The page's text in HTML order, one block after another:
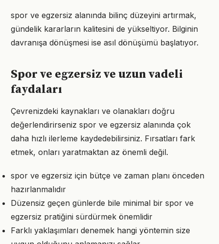
spor ve egzersiz alanında bilinç düzeyini artırmak,
gündelik kararların kalitesini de yükseltiyor. Bilginin
davranışa dönüşmesi ise asıl dönüşümü başlatıyor.
Spor ve egzersiz ve uzun vadeli
faydaları
Çevrenizdeki kaynakları ve olanakları doğru
değerlendirirseniz spor ve egzersiz alanında çok
daha hızlı ilerleme kaydedebilirsiniz. Fırsatları fark
etmek, onları yaratmaktan az önemli değil.
spor ve egzersiz için bütçe ve zaman planı önceden
hazırlanmalıdır
Düzensiz geçen günlerde bile minimal bir spor ve
egzersiz pratiğini sürdürmek önemlidir
Farklı yaklaşımları denemek hangi yöntemin size